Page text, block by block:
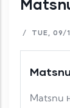
/ TUE, 09/
Matsnu